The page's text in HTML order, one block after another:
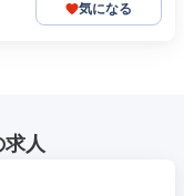
気になる
求人